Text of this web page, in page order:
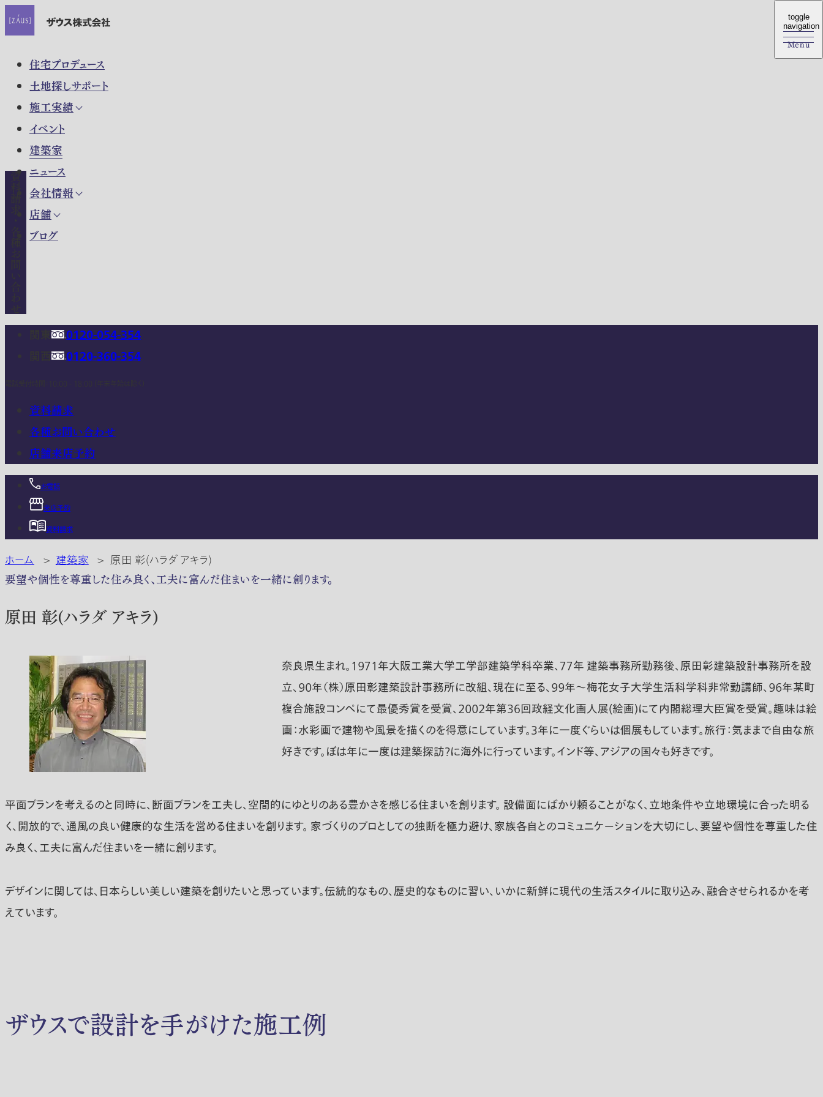
住宅プロデュース
土地探しサポート
施工実績
イベント
建築家
ニュース
会社情報
店舗
ブログ
toggle
navigation
Menu
toggle
navigation
Menu
0120-054-354
0120-360-354
資料請求
各種お問い合わせ
店舗来店予約
お電話
来店予約
資料請求
ホーム > 建築家 > 原田 彰(ハラダ アキラ)
要望や個性を尊重した住み良く、工夫に富んだ住まいを一緒に創ります。
原田 彰(ハラダ アキラ)
奈良県生まれ。１９７１年大阪工業大学工学部建築学科卒業、７７年 建築事務所勤務後、原田彰建築設計事務所を設
立、９０年（株）原田彰建築設計事務所に改組、現在に至る、９９年～梅花女子大学生活科学科非常勤講師、９６年某町
複合施設コンペにて最優秀賞を受賞、２００２年第36回政経文化画人展(絵画)にて内閣総理大臣賞を受賞。趣味は絵
画：水彩画で建物や風景を描くのを得意にしています。3年に一度ぐらいは個展もしています。旅行：気ままで自由な旅
好きです。ぼは年に一度は建築探訪？に海外に行っています。インド等、アジアの国々も好きです。
平面プランを考えるのと同時に、断面プランを工夫し、空間的にゆとりのある豊かさを感じる住まいを創ります。 設備面にばかり頼ることがなく、立地条件や立地環境に合った明る
く、開放的で、通風の良い健康的な生活を営める住まいを創ります。 家づくりのプロとしての独断を極力避け、家族各自とのコミュニケーションを大切にし、要望や個性を尊重した住
み良く、工夫に富んだ住まいを一緒に創ります。
デザインに関しては、日本らしい美しい建築を創りたいと思っています。伝統的なもの、歴史的なものに習い、いかに新鮮に現代の生活スタイルに取り込み、融合させられるかを考
えています。
ザウスで設計を手がけた施工例